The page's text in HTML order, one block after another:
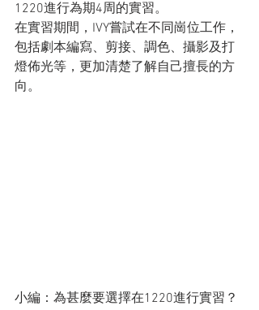
1220進行為期4周的實習。
在實習期間，IVY嘗試在不同崗位工作，
包括劇本編寫、剪接、調色、攝影及打
燈佈光等，更加清楚了解自己擅長的方
向。
小編：為甚麼要選擇在1220進行實習？